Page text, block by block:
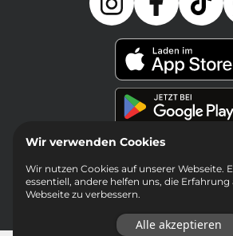
Wir verwenden Cookies
Wir nutzen Cookies auf unserer Webseite.
essentiell, andere helfen uns, die Erfahrung
Webseite zu verbessern.
Alle akzeptieren